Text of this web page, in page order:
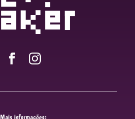
Mais informações: